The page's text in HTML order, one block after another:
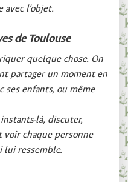
avec l’objet.
de Toulouse
quelque chose. On
partager un moment en
ses enfants, ou même
là, discuter,
voir chaque personne
lui ressemble.